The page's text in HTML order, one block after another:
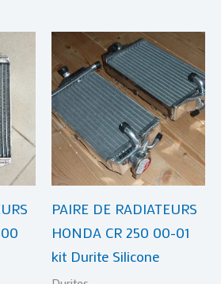
:
115,00
185,00
produit
plusieurs
variations.
Les
options
peuvent
être
choisies
PAIRE DE RADIATEURS
HONDA CR 250 00-01
kit Durite Silicone
Plage
de
prix :
€ 69,00
à
€ 209,00
Ce
a
Les
être